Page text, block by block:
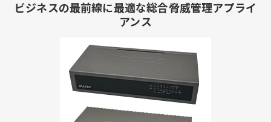
ビジネスの最前線に最適な総合脅威管理アプライ
アンス